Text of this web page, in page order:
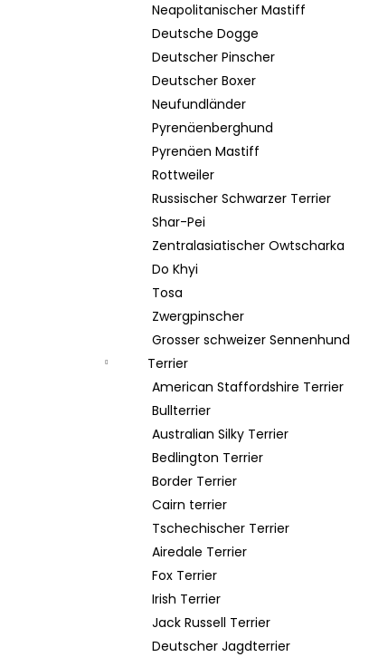
Neapolitanischer Mastiff
Deutsche Dogge
Deutscher Pinscher
Deutscher Boxer
Neufundländer
Pyrenäenberghund
Pyrenäen Mastiff
Rottweiler
Russischer Schwarzer Terrier
Shar-Pei
Zentralasiatischer Owtscharka
Do Khyi
Tosa
Zwergpinscher
Grosser schweizer Sennenhund
Terrier
American Staffordshire Terrier
Bullterrier
Australian Silky Terrier
Bedlington Terrier
Border Terrier
Cairn terrier
Tschechischer Terrier
Airedale Terrier
Fox Terrier
Irish Terrier
Jack Russell Terrier
Deutscher Jagdterrier